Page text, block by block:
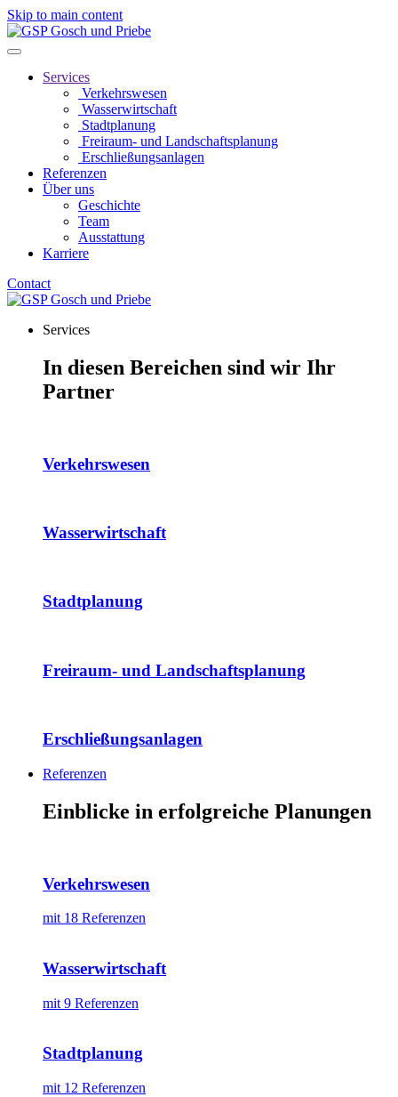
Skip to main content
Services
Verkehrswesen
Wasserwirtschaft
Stadtplanung
Freiraum- und Landschaftsplanung
Erschließungsanlagen
Referenzen
Über uns
Geschichte
Team
Ausstattung
Karriere
Contact
Services
In diesen Bereichen sind wir Ihr
Partner
Verkehrswesen
Wasserwirtschaft
Stadtplanung
Freiraum- und Landschaftsplanung
Erschließungsanlagen
Referenzen
Einblicke in erfolgreiche Planungen
Verkehrswesen
mit 18 Referenzen
Wasserwirtschaft
mit 9 Referenzen
Stadtplanung
mit 12 Referenzen